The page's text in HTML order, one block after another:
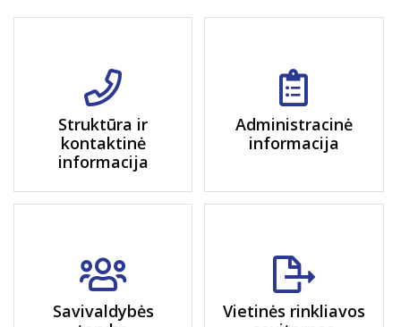
Struktūra ir
kontaktinė
informacija
Administracinė
informacija
Savivaldybės
Vietinės rinkliavos